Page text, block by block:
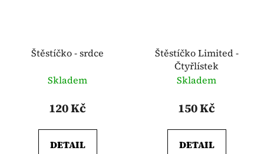
Štěstíčko - srdce
Skladem
120 Kč
DETAIL
Štěstíčko Limited -
Čtyřlístek
Skladem
150 Kč
DETAIL